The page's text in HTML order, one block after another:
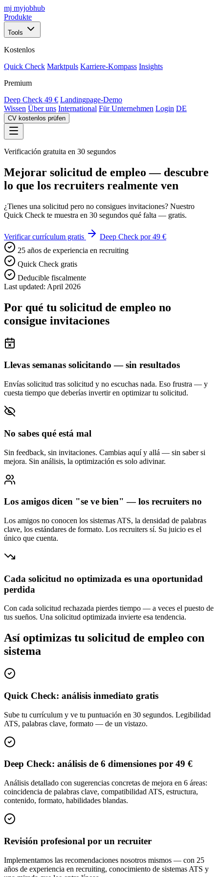
mj myjobhub
Produkte
Tools
Kostenlos
Quick Check Marktpuls Karriere-Kompass Insights
Premium
Deep Check 49 € Landingpage-Demo
Wissen Über uns International Für Unternehmen Login DE
CV kostenlos prüfen
Verificación gratuita en 30 segundos
Mejorar solicitud de empleo — descubre
lo que los recruiters realmente ven
¿Tienes una solicitud pero no consigues invitaciones? Nuestro
Quick Check te muestra en 30 segundos qué falta — gratis.
Verificar currículum gratis
Deep Check por 49 €
25 años de experiencia en recruiting
Quick Check gratis
Deducible fiscalmente
Last updated: April 2026
Por qué tu solicitud de empleo no
consigue invitaciones
Llevas semanas solicitando — sin resultados
Envías solicitud tras solicitud y no escuchas nada. Eso frustra — y
cuesta tiempo que deberías invertir en optimizar tu solicitud.
No sabes qué está mal
Sin feedback, sin invitaciones. Cambias aquí y allá — sin saber si
mejora. Sin análisis, la optimización es solo adivinar.
Los amigos dicen "se ve bien" — los recruiters no
Los amigos no conocen los sistemas ATS, la densidad de palabras
clave, los estándares de formato. Los recruiters sí. Su juicio es el
único que cuenta.
Cada solicitud no optimizada es una oportunidad
perdida
Con cada solicitud rechazada pierdes tiempo — a veces el puesto de
tus sueños. Una solicitud optimizada invierte esa tendencia.
Así optimizas tu solicitud de empleo con
sistema
Quick Check: análisis inmediato gratis
Sube tu currículum y ve tu puntuación en 30 segundos. Legibilidad
ATS, palabras clave, formato — de un vistazo.
Deep Check: análisis de 6 dimensiones por 49 €
Análisis detallado con sugerencias concretas de mejora en 6 áreas:
coincidencia de palabras clave, compatibilidad ATS, estructura,
contenido, formato, habilidades blandas.
Revisión profesional por un recruiter
Implementamos las recomendaciones nosotros mismos — con 25
años de experiencia en recruiting, conocimiento de sistemas ATS y